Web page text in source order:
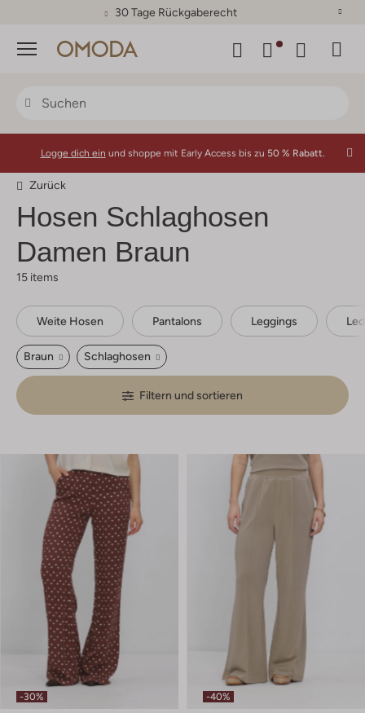
30 Tage Rückgaberecht
Menü
Logge dich ein und shoppe mit Early Access bis zu 50 % Rabatt.
Zurück
Hosen Schlaghosen
Damen Braun
15 items
Weite Hosen Pantalons Leggings
Braun Schlaghosen
Filtern und sortieren
-30% -40%